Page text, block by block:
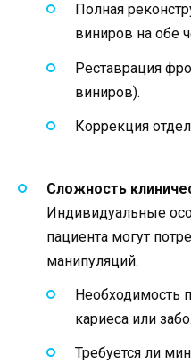
Полная
виниров на обе
Реставрация
виниров).
Коррекция
Сложность
Индивидуальные
пациента могут
манипуляций.
Необходимость
кариеса или
Требуется ли